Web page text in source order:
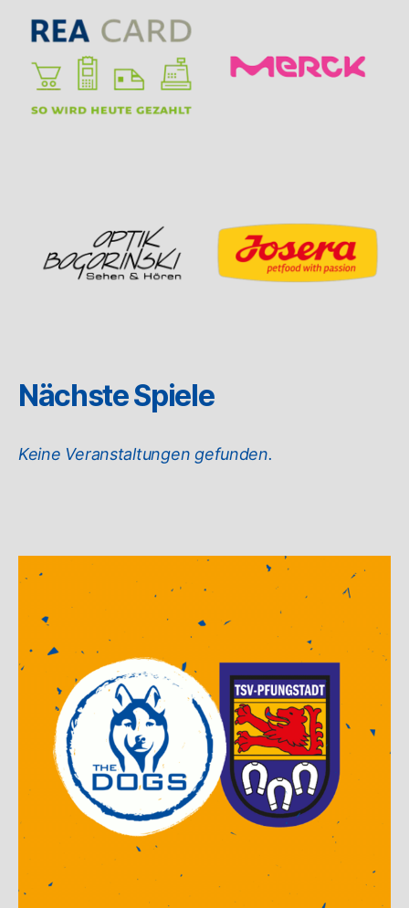
Nächste Spiele
Keine Veranstaltungen gefunden.